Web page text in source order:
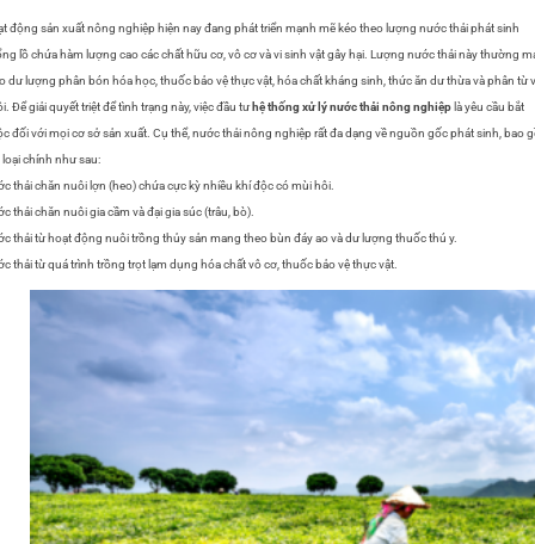
động sản xuất nông nghiệp hiện nay đang phát triển mạnh mẽ kéo theo lượng nước thải phát sinh
lồ chứa hàm lượng cao các chất hữu cơ, vô cơ và vi sinh vật gây hại. Lượng nước thải này thường
dư lượng phân bón hóa học, thuốc bảo vệ thực vật, hóa chất kháng sinh, thức ăn dư thừa và phân từ
Để giải quyết triệt để tình trạng này, việc đầu tư hệ thống xử lý nước thải nông nghiệp là yêu cầu bắt
đối với mọi cơ sở sản xuất. Cụ thể, nước thải nông nghiệp rất đa dạng về nguồn gốc phát sinh, bao
loại chính như sau:
thải chăn nuôi lợn (heo) chứa cực kỳ nhiều khí độc có mùi hôi.
thải chăn nuôi gia cầm và đại gia súc (trâu, bò).
thải từ hoạt động nuôi trồng thủy sản mang theo bùn đáy ao và dư lượng thuốc thú y.
thải từ quá trình trồng trọt lạm dụng hóa chất vô cơ, thuốc bảo vệ thực vật.